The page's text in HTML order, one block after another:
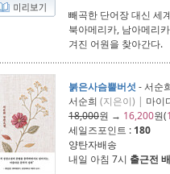
빼곡한 단어장 대신 세
북아메리카, 남아메리
겨진 어원을 찾아간다.
붉은사슴뿔버섯 - 서순
서순희 (지은이) | 마이
18,000원 → 16,200원(
세일즈포인트 : 180
양탄자배송
내일 아침 7시 출근전